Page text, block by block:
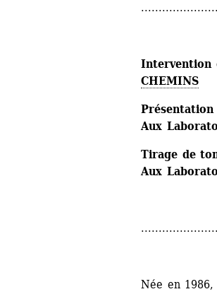
Intervention
CHEMINS
Aux
Tirage de
Aux
Née en